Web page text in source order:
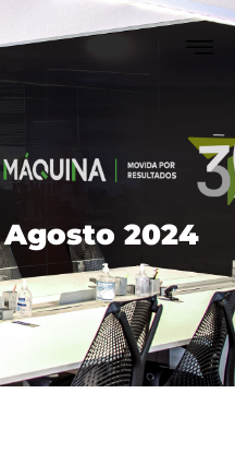
2024